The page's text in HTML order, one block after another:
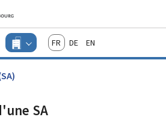
menu principal
au contenu
Guichet.lu
Changer
d'espace
actif
FrançaisDeutschEnglish
SA